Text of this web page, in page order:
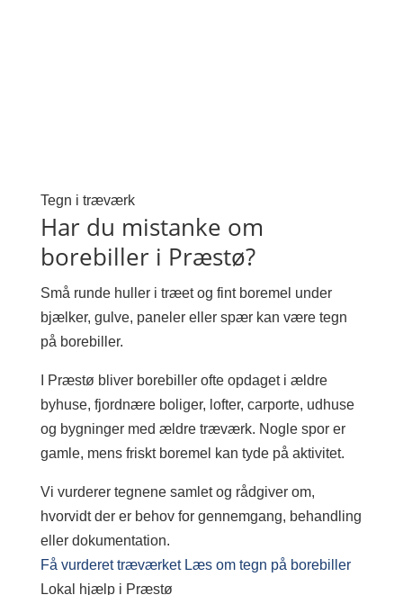
Tegn i træværk
Har du mistanke om
borebiller i Præstø?
Små runde huller i træet og fint boremel under
bjælker, gulve, paneler eller spær kan være tegn
på borebiller.
I Præstø bliver borebiller ofte opdaget i ældre
byhuse, fjordnære boliger, lofter, carporte, udhuse
og bygninger med ældre træværk. Nogle spor er
gamle, mens friskt boremel kan tyde på aktivitet.
Vi vurderer tegnene samlet og rådgiver om,
hvorvidt der er behov for gennemgang, behandling
eller dokumentation.
Få vurderet træværket Læs om tegn på borebiller
Lokal hjælp i Præstø